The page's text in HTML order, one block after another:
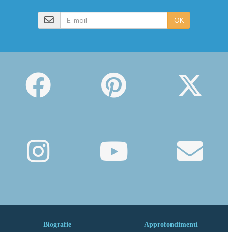
OK
Biografie Approfondimenti